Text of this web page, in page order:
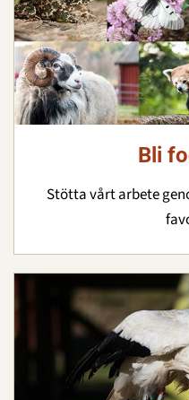
Bli
Stötta vårt arbete